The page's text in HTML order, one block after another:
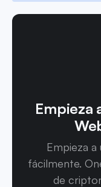
Empieza
Empieza a
fácilmente.
de